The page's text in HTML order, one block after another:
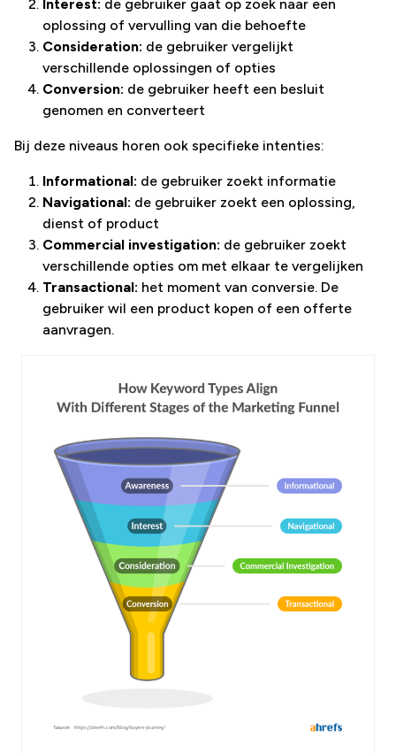
Interest: de gebruiker gaat op zoek naar een
oplossing of vervulling van die behoefte
Consideration: de gebruiker vergelijkt
verschillende oplossingen of opties
Conversion: de gebruiker heeft een besluit
genomen en converteert
Bij deze niveaus horen ook specifieke intenties:
Informational: de gebruiker zoekt informatie
Navigational: de gebruiker zoekt een oplossing,
dienst of product
Commercial investigation: de gebruiker zoekt
verschillende opties om met elkaar te vergelijken
Transactional: het moment van conversie. De
gebruiker wil een product kopen of een offerte
aanvragen.